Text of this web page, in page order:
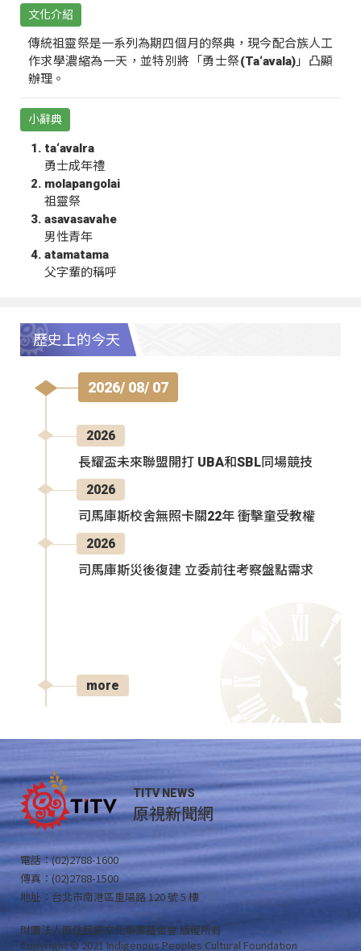
文化介紹
傳統祖靈祭是一系列為期四個月的祭典，現今配合族人工
作求學濃縮為一天，並特別將「勇士祭(Ta‘avala)」凸顯
辦理。
小辭典
ta‘avalra
勇士成年禮
molapangolai
祖靈祭
asavasavahe
男性青年
atamatama
父字輩的稱呼
歷史上的今天
2026/ 08/ 07
2026
長耀盃未來聯盟開打 UBA和SBL同場競技
2026
司馬庫斯校舍無照卡關22年 衝擊童受教權
2026
司馬庫斯災後復建 立委前往考察盤點需求
more
TITV NEWS
原視新聞網
電話：(02)2788-1600
傳真：(02)2788-1500
地址：台北市南港區重陽路 120 號 5 樓
財團法人原住民族文化事業基金會 版權所有
Copyright © 2021 Indigenous Peoples Cultural Foundation